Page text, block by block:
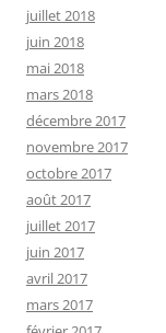
juillet 2018
juin 2018
mai 2018
mars 2018
décembre 2017
novembre 2017
octobre 2017
août 2017
juillet 2017
juin 2017
avril 2017
mars 2017